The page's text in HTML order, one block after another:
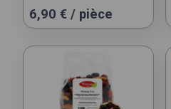
6,90 € / pièce